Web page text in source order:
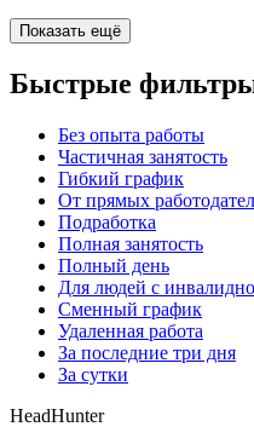
Показать ещё
Быстрые
Без опыта работы
Частичная занятость
Гибкий график
От прямых
Подработка
Полная занятость
Полный день
Для людей с
Сменный график
Удаленная работа
За последние три дня
За сутки
HeadHunter